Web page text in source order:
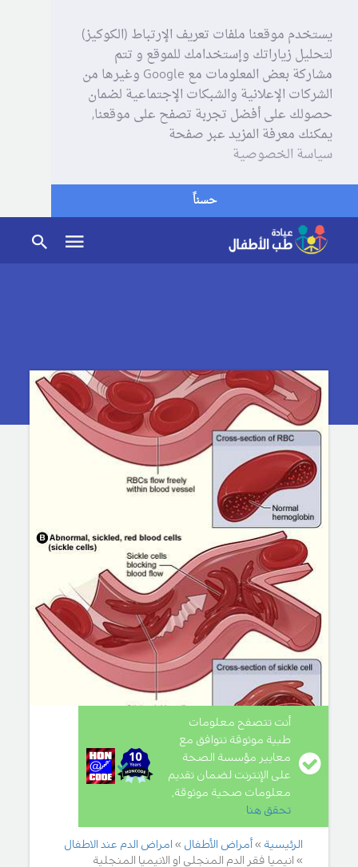
يستخدم موقعنا ملفات تعريف الإرتباط (الكوكيز)
لتحليل زياراتك وإستخدامك للموقع و تتم
مشاركة بعض المعلومات مع Google وغيرها من
الشركات الإعلانية والشبكات الإجتماعية لضمان
حصولك على أفضل تجربة تصفح على موقعنا,
يمكنك معرفة المزيد عبر صفحة
سياسة الخصوصية
حسناً
أنت تتصفح معلومات
طبية موثوقة تتوافق مع
معايير مؤسسة الصحة
على الإنترنت لضمان تقديم
معلومات صحية موثوقة,
تحقق هنا.
الرئيسية أمراض الأطفال
امراض الدم عند الاطفال
انيميا فقر الدم المنجلي او الانيميا المنجلية